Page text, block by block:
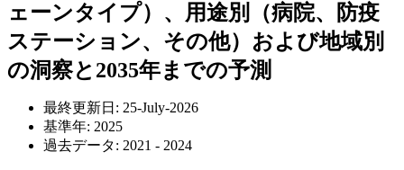
ェーンタイプ）、用途別（病院、防疫
ステーション、その他）および地域別
の洞察と2035年までの予測
最終更新日: 25-July-2026
基準年: 2025
過去データ: 2021 - 2024